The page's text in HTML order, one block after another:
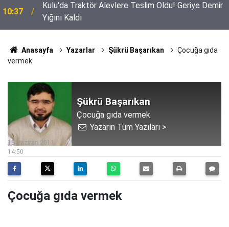
10:37
Kulu'da Traktör Alevlere Teslim Oldu! Geriye Demir
Yığını Kaldı
Anasayfa Yazarlar Şükrü Başarıkan
Çocuğa gıda
vermek
Şükrü Başarıkan
Çocuğa gıda vermek
Yazarın Tüm Yazıları >
14:50
13 Haziran 2011
Çocuğa gıda vermek